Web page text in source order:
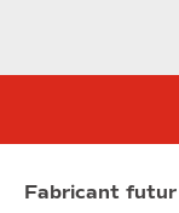
Fabricant futur